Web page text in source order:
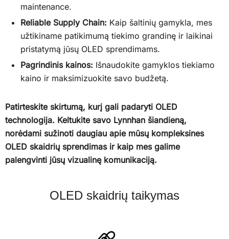
maintenance.
Reliable Supply Chain: Kaip šaltinių gamykla, mes
užtikiname patikimumą tiekimo grandinę ir laikinai
pristatymą jūsų OLED sprendimams.
Pagrindinis kainos: Išnaudokite gamyklos tiekiamo
kaino ir maksimizuokite savo budžetą.
Patirteskite skirtumą, kurį gali padaryti OLED
technologija. Keltukite savo Lynnhan šiandieną,
norėdami sužinoti daugiau apie mūsų kompleksines
OLED skaidrių sprendimas ir kaip mes galime
palengvinti jūsų vizualinę komunikaciją.
OLED skaidrių taikymas